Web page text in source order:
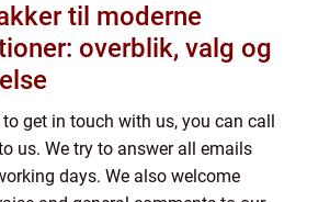
til moderne
overblik, valg og
to get in touch with us, you can call
us. We try to answer all emails
days. We also welcome